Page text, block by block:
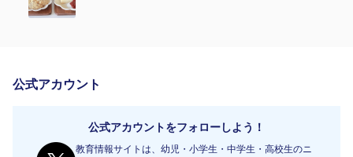
公式アカウント
公式アカウントをフォローしよう！
教育情報サイトは、幼児・小学生・中学生・高校生のニ